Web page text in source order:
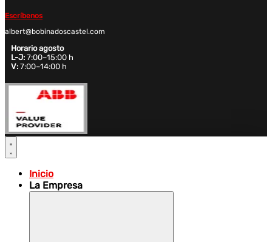
Escríbenos
albert@bobinadoscastel.com
Horario agosto
L-J: 7:00–15:00 h
V: 7:00–14:00 h
Inicio
La Empresa